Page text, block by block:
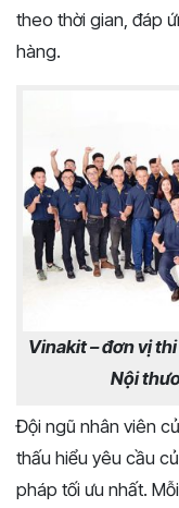
theo thời gian, đáp
hàng.
Vinakit – đơn vị
Nội
Đội ngũ nhân viên
thấu hiểu yêu cầu
pháp tối ưu nhất.